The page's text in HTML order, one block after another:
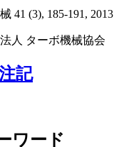
41 (3), 185-191, 2013
人 ターボ機械協会
記
ワード